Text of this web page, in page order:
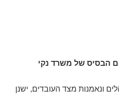
הבסיס של משרד נקי
ונאמנות מצד העובדים, ישנן